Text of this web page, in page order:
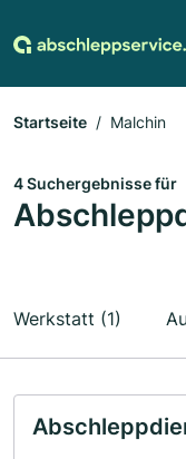
Startseite Malchin
4 Suchergebnisse für
Werkstatt (1)